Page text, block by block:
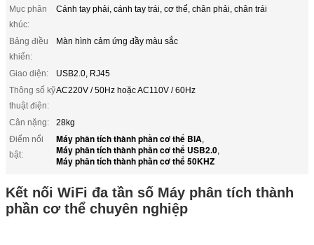
Mục phân
khúc:
Cánh tay phải, cánh tay trái, cơ thể, chân phải, chân trái
Bảng điều
khiển:
Màn hình cảm ứng đầy màu sắc
Giao diện:
USB2.0, RJ45
Thông số kỹ
thuật điện:
AC220V / 50Hz hoặc AC110V / 60Hz
Cân nặng:
28kg
Điểm nổi
bật:
Máy phân tích thành phần cơ thể BIA,
Máy phân tích thành phần cơ thể USB2.0,
Máy phân tích thành phần cơ thể 50KHZ
Kết nối WiFi đa tần số Máy phân tích thành
phần cơ thể chuyên nghiệp